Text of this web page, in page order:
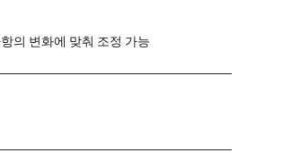
의 변화에 맞춰 조정 가능